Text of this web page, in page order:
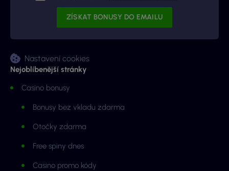
Nastavení cookies
Nejoblíbenější stránky
Casino bonusy
Bonusy bez vkladu zdarma
Otočky zdarma
Free spiny dnes
Casino promo kódy